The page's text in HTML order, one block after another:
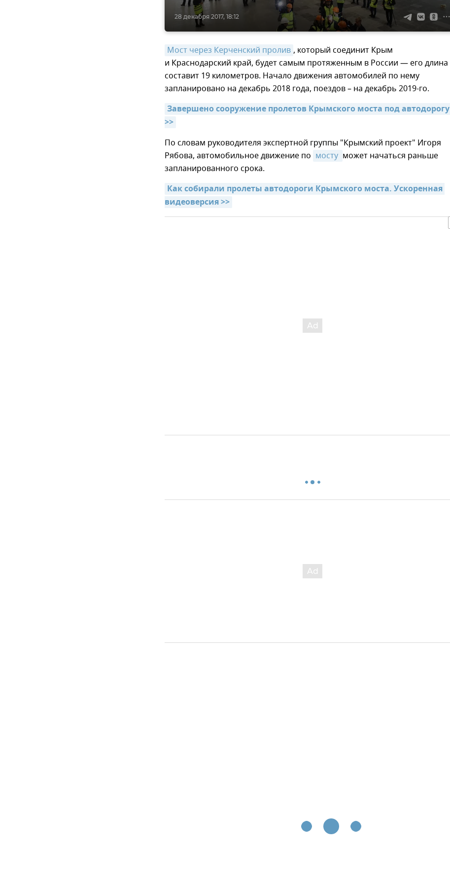
28 декабря 2017, 18:12
Мост через Керченский пролив , который соединит Крым
и Краснодарский край, будет самым протяженным в России — его длина
составит 19 километров. Начало движения автомобилей по нему
запланировано на декабрь 2018 года, поездов – на декабрь 2019-го.
Завершено сооружение пролетов Крымского моста под автодорогу
>>
По словам руководителя экспертной группы "Крымский проект" Игоря
Рябова, автомобильное движение по мосту может начаться раньше
запланированного срока.
Как собирали пролеты автодороги Крымского моста. Ускоренная
видеоверсия >>